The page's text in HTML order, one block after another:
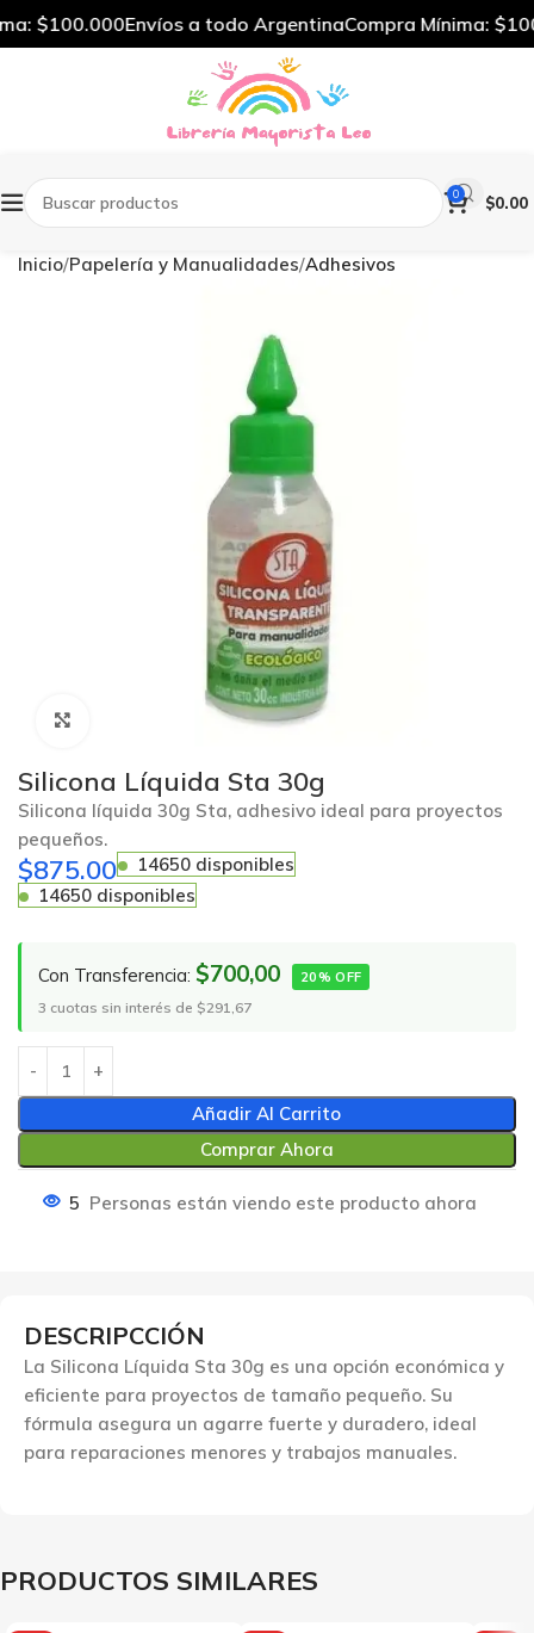
0 $0.00
Inicio Papelería y Manualidades Adhesivos
Silicona Líquida Sta 30g
Silicona líquida 30g Sta, adhesivo ideal para proyectos
pequeños.
$875.00
14650 disponibles
14650 disponibles
Con Transferencia: $700,00 20% OFF
3 cuotas sin interés de $291,67
Añadir Al Carrito
Comprar Ahora
5 Personas están viendo este producto ahora
DESCRIPCCIÓN
La Silicona Líquida Sta 30g es una opción económica y
eficiente para proyectos de tamaño pequeño. Su
fórmula asegura un agarre fuerte y duradero, ideal
para reparaciones menores y trabajos manuales.
PRODUCTOS SIMILARES
$100.000Envíos a todo ArgentinaCompra Mínima: